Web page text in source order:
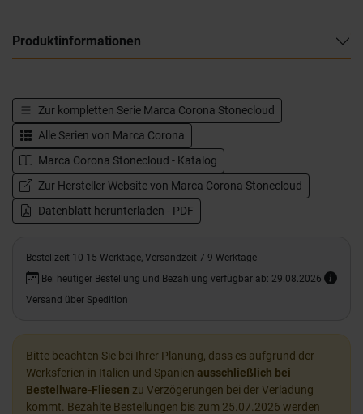
Produktinformationen
Zur kompletten Serie Marca Corona Stonecloud
Alle Serien von Marca Corona
Marca Corona Stonecloud - Katalog
Zur Hersteller Website von Marca Corona Stonecloud
Datenblatt herunterladen - PDF
Bestellzeit 10-15 Werktage, Versandzeit 7-9 Werktage
Bei heutiger Bestellung und Bezahlung verfügbar ab: 29.08.2026
Versand über Spedition
Bitte beachten Sie bei Ihrer Planung, dass es aufgrund der
Werksferien in Italien und Spanien ausschließlich bei
Bestellware-Fliesen zu Verzögerungen bei der Verladung
kommt. Bezahlte Bestellungen bis zum 25.07.2026 werden